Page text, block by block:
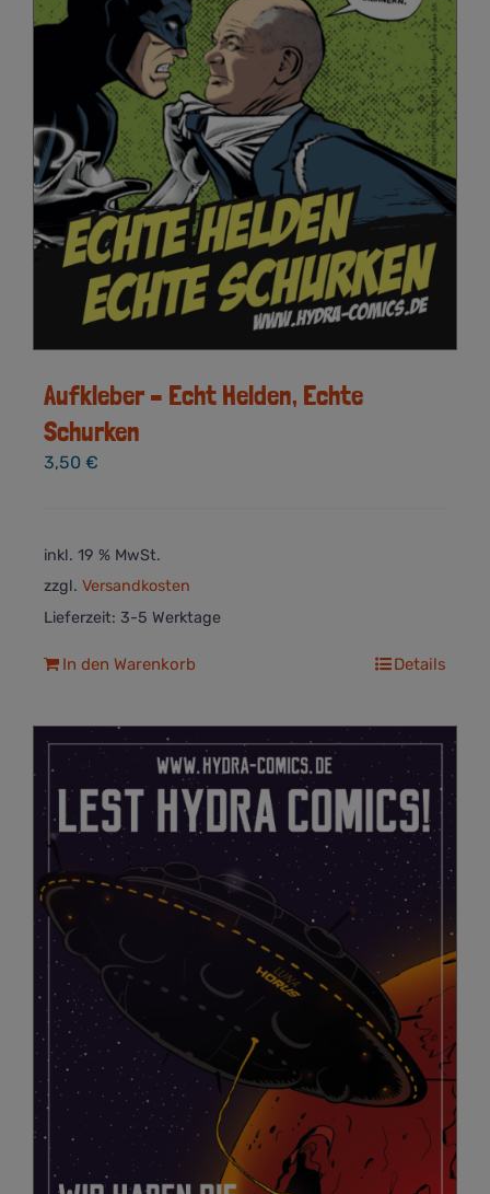
Aufkleber – Echt Helden, Echte
Schurken
3,50 €
inkl. 19 % MwSt.
zzgl. Versandkosten
Lieferzeit: 3-5 Werktage
In den Warenkorb Details